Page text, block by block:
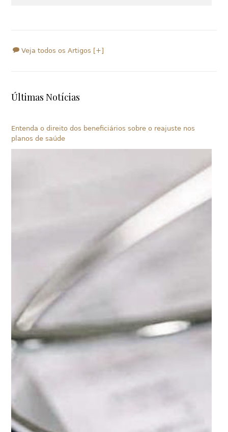
Veja todos os Artigos [+]
Últimas Notícias
Entenda o direito dos beneficiários sobre o reajuste nos
planos de saúde